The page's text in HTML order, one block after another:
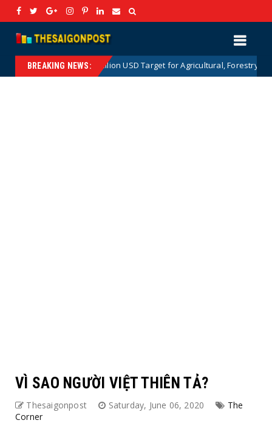
BREAKING NEWS:
The 100 Billion USD Target for Agricultural, Forestry and Aquatic
VÌ SAO NGƯỜI VIỆT THIÊN TẢ?
Thesaigonpost Saturday, June 06, 2020
The
Corner